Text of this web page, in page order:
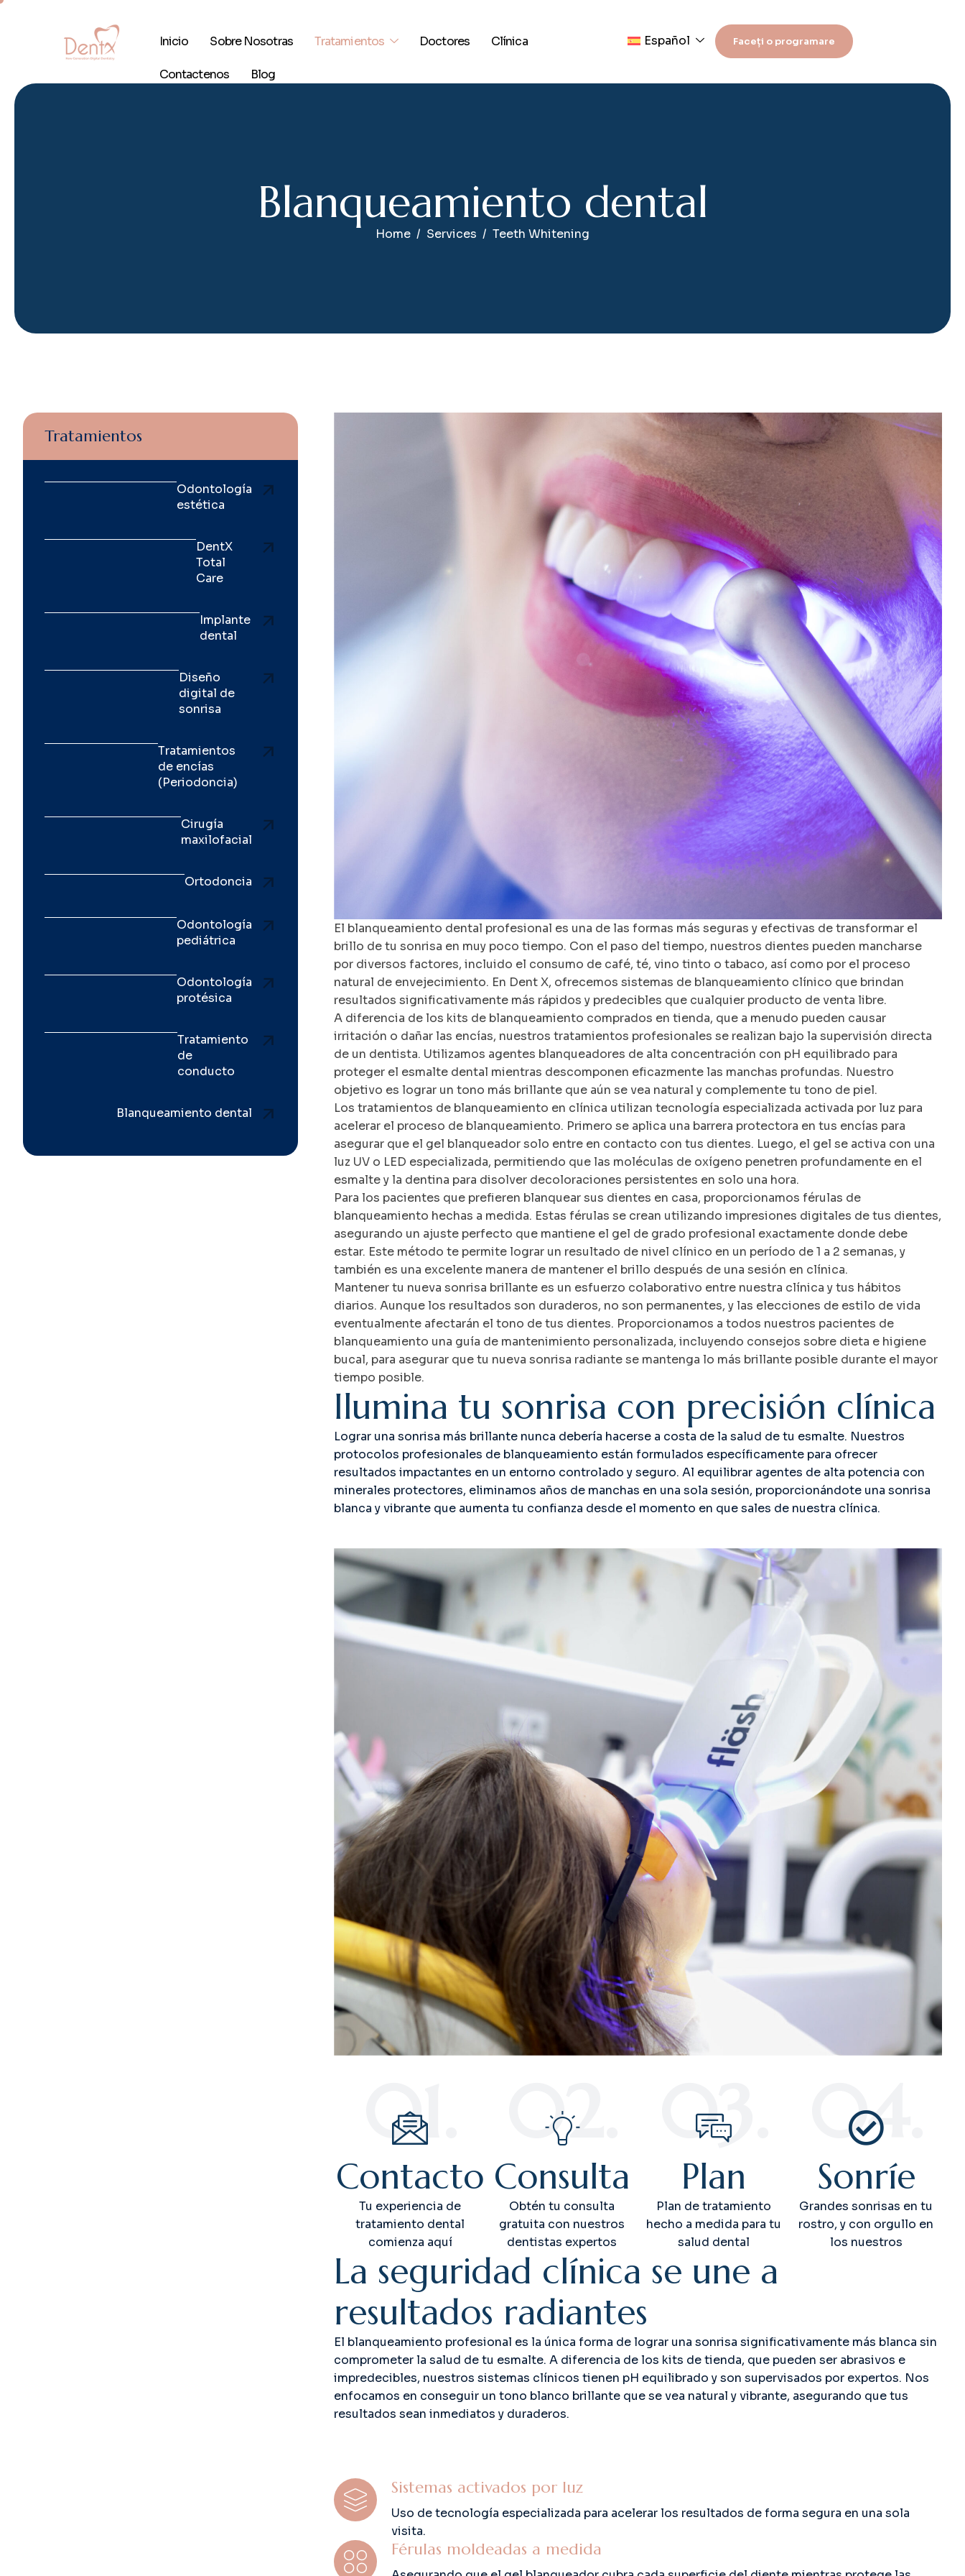
Inicio Sobre Nosotras Tratamientos Doctores Clínica
Contactenos Blog
Español Faceți o programare
Blanqueamiento dental
Home Services Teeth Whitening
Tratamientos
Odontología
estética
DentX
Total
Care
Implante
dental
Diseño
digital de
sonrisa
Tratamientos
de encías
(Periodoncia)
Cirugía
maxilofacial
Ortodoncia
Odontología
pediátrica
Odontología
protésica
Tratamiento
de
conducto
Blanqueamiento dental
El blanqueamiento dental profesional es una de las formas más seguras y efectivas de transformar el
brillo de tu sonrisa en muy poco tiempo. Con el paso del tiempo, nuestros dientes pueden mancharse
por diversos factores, incluido el consumo de café, té, vino tinto o tabaco, así como por el proceso
natural de envejecimiento. En Dent X, ofrecemos sistemas de blanqueamiento clínico que brindan
resultados significativamente más rápidos y predecibles que cualquier producto de venta libre.
A diferencia de los kits de blanqueamiento comprados en tienda, que a menudo pueden causar
irritación o dañar las encías, nuestros tratamientos profesionales se realizan bajo la supervisión directa
de un dentista. Utilizamos agentes blanqueadores de alta concentración con pH equilibrado para
proteger el esmalte dental mientras descomponen eficazmente las manchas profundas. Nuestro
objetivo es lograr un tono más brillante que aún se vea natural y complemente tu tono de piel.
Los tratamientos de blanqueamiento en clínica utilizan tecnología especializada activada por luz para
acelerar el proceso de blanqueamiento. Primero se aplica una barrera protectora en tus encías para
asegurar que el gel blanqueador solo entre en contacto con tus dientes. Luego, el gel se activa con una
luz UV o LED especializada, permitiendo que las moléculas de oxígeno penetren profundamente en el
esmalte y la dentina para disolver decoloraciones persistentes en solo una hora.
Para los pacientes que prefieren blanquear sus dientes en casa, proporcionamos férulas de
blanqueamiento hechas a medida. Estas férulas se crean utilizando impresiones digitales de tus dientes,
asegurando un ajuste perfecto que mantiene el gel de grado profesional exactamente donde debe
estar. Este método te permite lograr un resultado de nivel clínico en un período de 1 a 2 semanas, y
también es una excelente manera de mantener el brillo después de una sesión en clínica.
Mantener tu nueva sonrisa brillante es un esfuerzo colaborativo entre nuestra clínica y tus hábitos
diarios. Aunque los resultados son duraderos, no son permanentes, y las elecciones de estilo de vida
eventualmente afectarán el tono de tus dientes. Proporcionamos a todos nuestros pacientes de
blanqueamiento una guía de mantenimiento personalizada, incluyendo consejos sobre dieta e higiene
bucal, para asegurar que tu nueva sonrisa radiante se mantenga lo más brillante posible durante el mayor
tiempo posible.
Ilumina tu sonrisa con precisión clínica
Lograr una sonrisa más brillante nunca debería hacerse a costa de la salud de tu esmalte. Nuestros
protocolos profesionales de blanqueamiento están formulados específicamente para ofrecer
resultados impactantes en un entorno controlado y seguro. Al equilibrar agentes de alta potencia con
minerales protectores, eliminamos años de manchas en una sola sesión, proporcionándote una sonrisa
blanca y vibrante que aumenta tu confianza desde el momento en que sales de nuestra clínica.
01.
Contacto
Tu experiencia de
tratamiento dental
comienza aquí
02.
Consulta
Obtén tu consulta
gratuita con nuestros
dentistas expertos
03.
Plan
Plan de tratamiento
hecho a medida para tu
salud dental
04.
Sonríe
Grandes sonrisas en tu
rostro, y con orgullo en
los nuestros
La seguridad clínica se une a
resultados radiantes
El blanqueamiento profesional es la única forma de lograr una sonrisa significativamente más blanca sin
comprometer la salud de tu esmalte. A diferencia de los kits de tienda, que pueden ser abrasivos e
impredecibles, nuestros sistemas clínicos tienen pH equilibrado y son supervisados por expertos. Nos
enfocamos en conseguir un tono blanco brillante que se vea natural y vibrante, asegurando que tus
resultados sean inmediatos y duraderos.
Sistemas activados por luz
Uso de tecnología especializada para acelerar los resultados de forma segura en una sola
visita.
Férulas moldeadas a medida